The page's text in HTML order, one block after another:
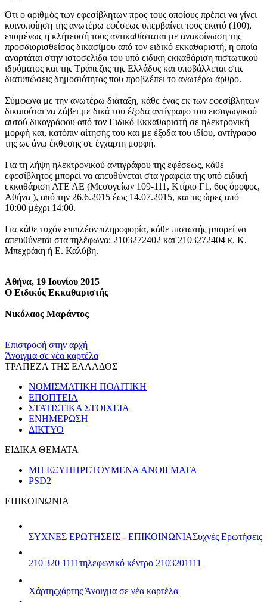
Ότι ο αριθμός των εφεσίβλητων προς τους οποίους πρέπει να γίνει
κοινοποίηση της ανωτέρω εφέσεως υπερβαίνει τους εκατό (100),
επομένως η κλήτευσή τους αντικαθίσταται με ανακοίνωση της
προσδιορισθείσας δικασίμου από τον ειδικό εκκαθαριστή, η οποία
αναρτάται στην ιστοσελίδα του υπό ειδική εκκαθάριση πιστωτικού
ιδρύματος και της Τράπεζας της Ελλάδος και υποβάλλεται στις
διατυπώσεις δημοσιότητας που προβλέπει το ανωτέρω άρθρο.
Σύμφωνα με την ανωτέρω διάταξη, κάθε ένας εκ των εφεσίβλητων
δικαιούται να λάβει με δικά του έξοδα αντίγραφο του εισαγωγικού
αυτού δικογράφου από τον Ειδικό Εκκαθαριστή σε ηλεκτρονική
μορφή και, κατόπιν αίτησής του και με έξοδα του ιδίου, αντίγραφο
της ως άνω έκθεσης σε έγχαρτη μορφή.
Για τη λήψη ηλεκτρονικού αντιγράφου της εφέσεως, κάθε
εφεσίβλητος μπορεί να απευθύνεται στα γραφεία της υπό ειδική
εκκαθάριση ΑΤΕ ΑΕ (Mεσογείων 109-111, Κτίριο Γ1, 6ος όροφος,
Αθήνα ), από την 26.6.2015 έως 14.07.2015, και τις ώρες από
10:00 μέχρι 14:00.
Για κάθε τυχόν επιπλέον πληροφορία, κάθε πιστωτής μπορεί να
απευθύνεται στα τηλέφωνα: 2103272402 και 2103272404 κ. Κ.
Μπεχράκη ή Ε. Καλύβη.
Αθήνα, 19 Ιουνίου 2015
Ο Ειδικός Εκκαθαριστής
Νικόλαος Μαράντος
Επιστροφή στην αρχή
Άνοιγμα σε νέα καρτέλα
ΤΡΑΠΕΖΑ ΤΗΣ ΕΛΛΑΔΟΣ
ΝΟΜΙΣΜΑΤΙΚΗ ΠΟΛΙΤΙΚΗ
ΕΠΟΠΤΕΙΑ
ΣΤΑΤΙΣΤΙΚΑ ΣΤΟΙΧΕΙΑ
ΕΝΗΜΕΡΩΣΗ
ΔΙΚΤΥΟ
ΕΙΔΙΚΑ ΘΕΜΑΤΑ
ΜΗ ΕΞΥΠΗΡΕΤΟΥΜΕΝΑ ΑΝΟΙΓΜΑΤΑ
PSD2
ΕΠΙΚΟΙΝΩΝΙΑ
ΣΥΧΝΕΣ ΕΡΩΤΗΣΕΙΣ - ΕΠΙΚΟΙΝΩΝΙΑΣυχνές Ερωτήσεις
210 320 1111τηλεφωνικό κέντρο 2103201111
Χάρτηςχάρτης Άνοιγμα σε νέα καρτέλα